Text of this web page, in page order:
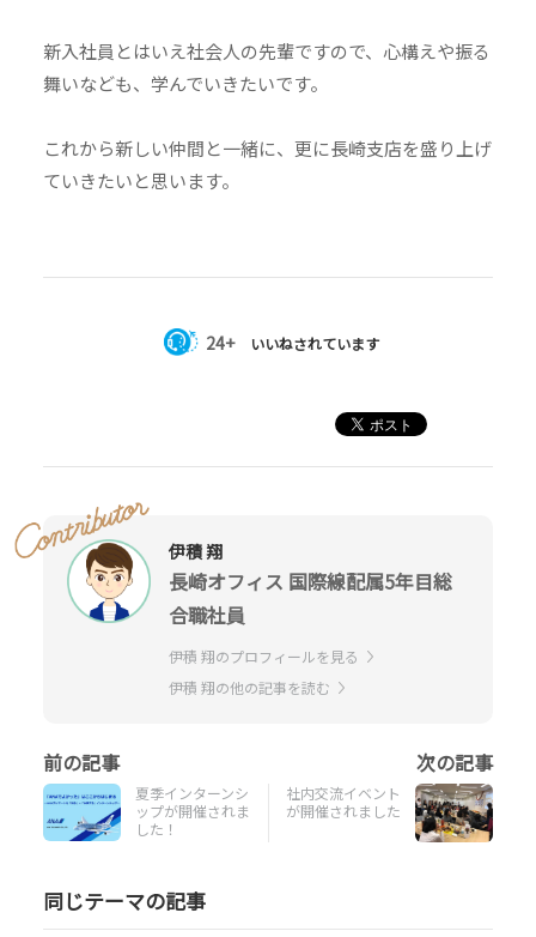
新入社員とはいえ社会人の先輩ですので、心構えや振る
舞いなども、学んでいきたいです。
これから新しい仲間と一緒に、更に長崎支店を盛り上げ
ていきたいと思います。
24+ いいねされています
伊積 翔
長崎オフィス 国際線配属5年目総
合職社員
伊積 翔のプロフィールを見る
伊積 翔の他の記事を読む
夏季インターンシ
ップが開催されま
した！
社内交流イベント
が開催されました
同じテーマの記事